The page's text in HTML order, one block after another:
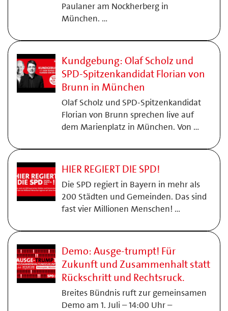
Paulaner am Nockherberg in
München. …
Kundgebung: Olaf Scholz und
SPD-Spitzenkandidat Florian von
Brunn in München
Olaf Scholz und SPD-Spitzenkandidat
Florian von Brunn sprechen live auf
dem Marienplatz in München. Von …
HIER REGIERT DIE SPD!
Die SPD regiert in Bayern in mehr als
200 Städten und Gemeinden. Das sind
fast vier Millionen Menschen! …
Demo: Ausge-trumpt! Für
Zukunft und Zusammenhalt statt
Rückschritt und Rechtsruck.
Breites Bündnis ruft zur gemeinsamen
Demo am 1. Juli – 14:00 Uhr –